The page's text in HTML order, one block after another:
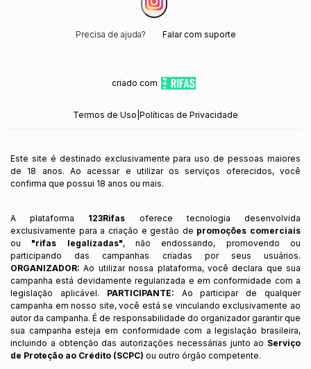
Precisa de ajuda? Falar com suporte
criado com
Termos de Uso Políticas de Privacidade
Este site é destinado exclusivamente para uso de pessoas maiores
de 18 anos. Ao acessar e utilizar os serviços oferecidos, você
confirma que possui 18 anos ou mais.
A plataforma 123Rifas oferece tecnologia desenvolvida
exclusivamente para a criação e gestão de promoções comerciais
ou "rifas legalizadas", não endossando, promovendo ou
participando das campanhas criadas por seus usuários.
ORGANIZADOR: Ao utilizar nossa plataforma, você declara que sua
campanha está devidamente regularizada e em conformidade com a
legislação aplicável. PARTICIPANTE: Ao participar de qualquer
campanha em nosso site, você está se vinculando exclusivamente ao
autor da campanha. É de responsabilidade do organizador garantir que
sua campanha esteja em conformidade com a legislação brasileira,
incluindo a obtenção das autorizações necessárias junto ao Serviço
de Proteção ao Crédito (SCPC) ou outro órgão competente.